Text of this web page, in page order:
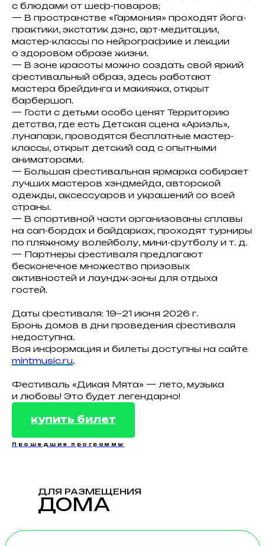
с блюдами от шеф-поваров;
— В пространстве «Гармония» проходят йога-
практики, экстатик дэнс, арт-медитации,
мастер-классы по нейрографике и лекции
о здоровом образе жизни.
— В зоне красоты можно создать свой яркий
фестивальный образ, здесь работают
мастера брейдинга и макияжа, открыт
барбершоп.
— Гости с детьми особо ценят Территорию
детства, где есть Детская сцена «Ариэль»,
лунапарк, проводятся бесплатные мастер-
классы, открыт детский сад с опытными
аниматорами.
— Большая фестивальная ярмарка собирает
лучших мастеров хэндмейда, авторской
одежды, аксессуаров и украшений со всей
страны.
— В спортивной части организованы сплавы
на сап-бордах и байдарках, проходят турниры
по пляжному волейболу, мини-футболу и т. д.
— Партнеры фестиваля предлагают
бесконечное множество призовых
активностей и лаундж-зоны для отдыха
гостей.
Даты фестиваля: 19−21 июня 2026 г.
Бронь домов в дни проведения фестиваля
недоступна.
Вся информация и билеты доступны на сайте
mintmusic.ru.
Фестиваль «Дикая Мята» — лето, музыка
и любовь! Это будет легендарно!
купить билет
Прошедшие программы
ДЛЯ РАЗМЕЩЕНИЯ
ДОМА
КОСМО
Дома с изображениями
легендарных музыкантов
2 взрослых + 1 ребенок
Стоимость: будни от 7 500₽
Авторские муралы
на фасадах, изображения
и книги музыкантов
дополняют атмосферу
внутри, а в панорамное
окно особенно приятно
не вставая с постели.